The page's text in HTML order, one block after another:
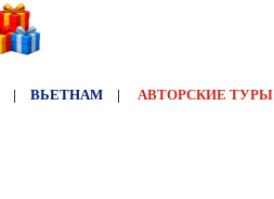
| ВЬЕТНАМ | АВТОРСКИЕ ТУРЫ